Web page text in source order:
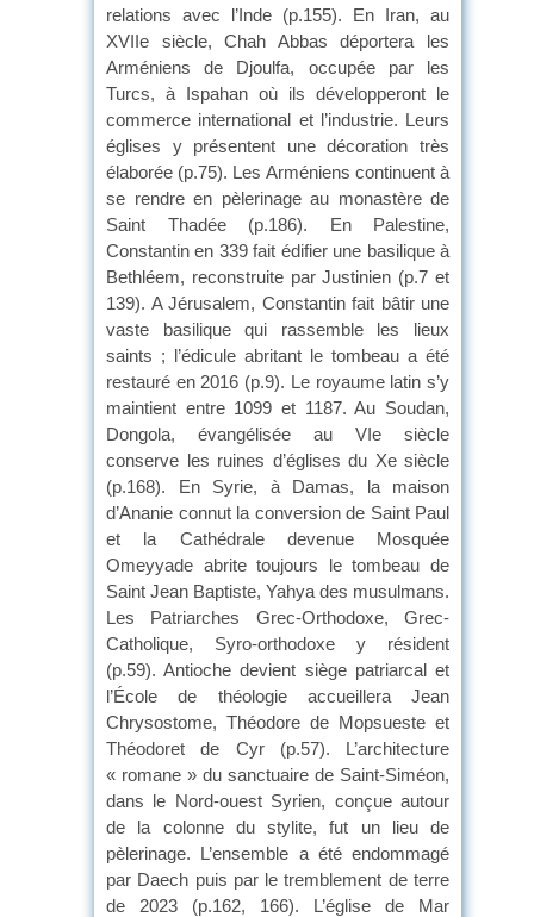
relations avec l’Inde (p.155). En Iran, au
XVIIe siècle, Chah Abbas déportera les
Arméniens de Djoulfa, occupée par les
Turcs, à Ispahan où ils développeront le
commerce international et l’industrie. Leurs
églises y présentent une décoration très
élaborée (p.75). Les Arméniens continuent à
se rendre en pèlerinage au monastère de
Saint Thadée (p.186). En Palestine,
Constantin en 339 fait édifier une basilique à
Bethléem, reconstruite par Justinien (p.7 et
139). A Jérusalem, Constantin fait bâtir une
vaste basilique qui rassemble les lieux
saints ; l’édicule abritant le tombeau a été
restauré en 2016 (p.9). Le royaume latin s’y
maintient entre 1099 et 1187. Au Soudan,
Dongola, évangélisée au VIe siècle
conserve les ruines d’églises du Xe siècle
(p.168). En Syrie, à Damas, la maison
d’Ananie connut la conversion de Saint Paul
et la Cathédrale devenue Mosquée
Omeyyade abrite toujours le tombeau de
Saint Jean Baptiste, Yahya des musulmans.
Les Patriarches Grec-Orthodoxe, Grec-
Catholique, Syro-orthodoxe y résident
(p.59). Antioche devient siège patriarcal et
l’École de théologie accueillera Jean
Chrysostome, Théodore de Mopsueste et
Théodoret de Cyr (p.57). L’architecture
« romane » du sanctuaire de Saint-Siméon,
dans le Nord-ouest Syrien, conçue autour
de la colonne du stylite, fut un lieu de
pèlerinage. L’ensemble a été endommagé
par Daech puis par le tremblement de terre
de 2023 (p.162, 166). L’église de Mar